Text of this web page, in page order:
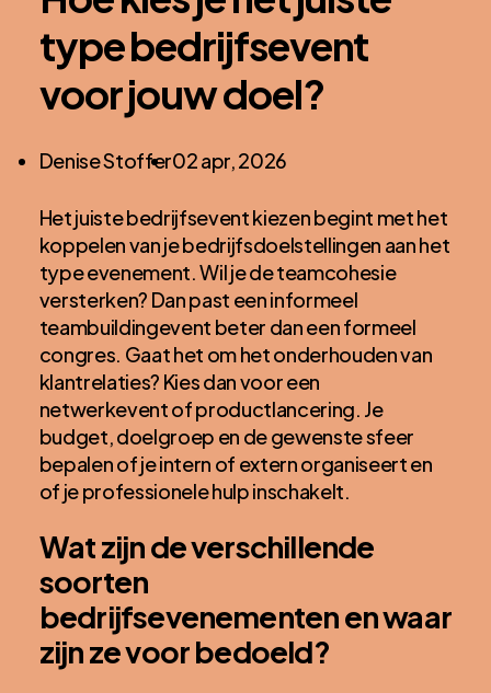
type bedrijfsevent
voor jouw doel?
Posted
Denise Stoffer02 apr, 2026
Het juiste bedrijfsevent kiezen begint met het
koppelen van je bedrijfsdoelstellingen aan het
type evenement. Wil je de teamcohesie
versterken? Dan past een informeel
teambuildingevent beter dan een formeel
congres. Gaat het om het onderhouden van
klantrelaties? Kies dan voor een
netwerkevent of productlancering. Je
budget, doelgroep en de gewenste sfeer
bepalen of je intern of extern organiseert en
of je professionele hulp inschakelt.
Wat zijn de verschillende
soorten
bedrijfsevenementen en waar
zijn ze voor bedoeld?